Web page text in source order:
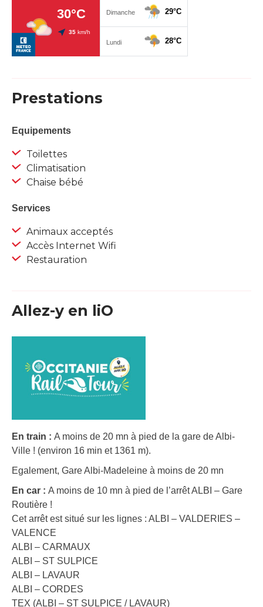
Prestations
Equipements
Toilettes
Climatisation
Chaise bébé
Services
Animaux acceptés
Accès Internet Wifi
Restauration
Allez-y en liO
En train : A moins de 20 mn à pied de la gare de Albi-
Ville ! (environ 16 min et 1361 m).
Egalement, Gare Albi-Madeleine à moins de 20 mn
En car : A moins de 10 mn à pied de l’arrêt ALBI – Gare
Routière !
Cet arrêt est situé sur les lignes : ALBI – VALDERIES –
VALENCE
ALBI – CARMAUX
ALBI – ST SULPICE
ALBI – LAVAUR
ALBI – CORDES
TEX (ALBI – ST SULPICE / LAVAUR)